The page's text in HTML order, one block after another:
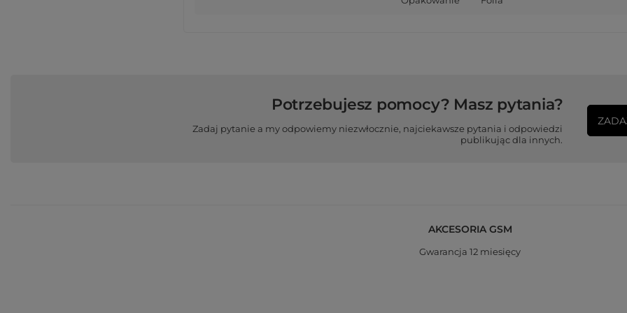
Potrzebujesz pomocy? Masz pytania?
Zadaj pytanie a my odpowiemy niezwłocznie, najciekawsze pytania i odpowiedzi
publikując dla innych.
AKCESORIA GSM
Gwarancja 12 miesięcy